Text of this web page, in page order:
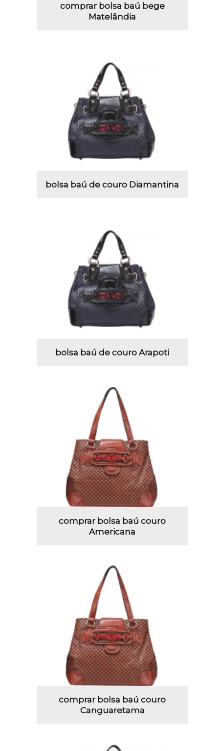
comprar bolsa baú bege
Matelândia
bolsa baú de couro Diamantina
bolsa baú de couro Arapoti
comprar bolsa baú couro
Americana
comprar bolsa baú couro
Canguaretama